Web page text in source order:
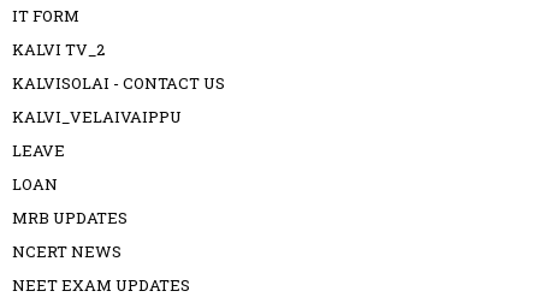
IT FORM
KALVI TV_2
KALVISOLAI - CONTACT US
KALVI_VELAIVAIPPU
LEAVE
LOAN
MRB UPDATES
NCERT NEWS
NEET EXAM UPDATES